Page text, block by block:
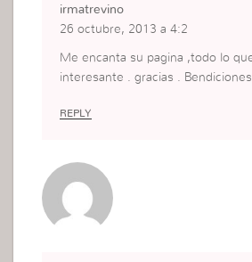
irmatrevino
26 octubre, 2013 a 4:2
Me encanta su pagina ,todo lo
interesante . gracias . Bendiciones
REPLY